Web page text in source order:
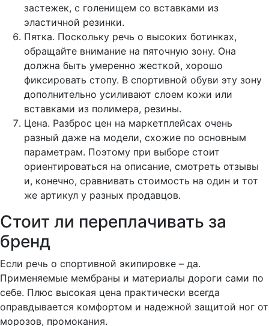
застежек, с голенищем со вставками из
эластичной резинки.
Пятка. Поскольку речь о высоких ботинках,
обращайте внимание на пяточную зону. Она
должна быть умеренно жесткой, хорошо
фиксировать стопу. В спортивной обуви эту зону
дополнительно усиливают слоем кожи или
вставками из полимера, резины.
Цена. Разброс цен на маркетплейсах очень
разный даже на модели, схожие по основным
параметрам. Поэтому при выборе стоит
ориентироваться на описание, смотреть отзывы
и, конечно, сравнивать стоимость на один и тот
же артикул у разных продавцов.
Стоит ли переплачивать за
бренд
Если речь о спортивной экипировке – да.
Применяемые мембраны и материалы дороги сами по
себе. Плюс высокая цена практически всегда
оправдывается комфортом и надежной защитой ног от
морозов, промокания.